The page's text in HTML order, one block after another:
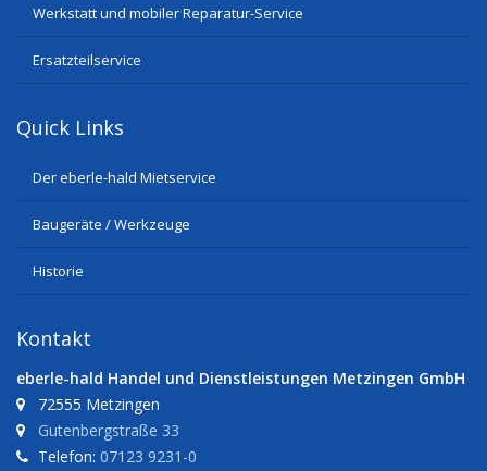
Werkstatt und mobiler Reparatur-Service
Ersatzteilservice
Quick Links
Der eberle-hald Mietservice
Baugeräte / Werkzeuge
Historie
Kontakt
eberle-hald Handel und Dienstleistungen Metzingen GmbH
72555 Metzingen
Gutenbergstraße 33
Telefon: 07123 9231-0